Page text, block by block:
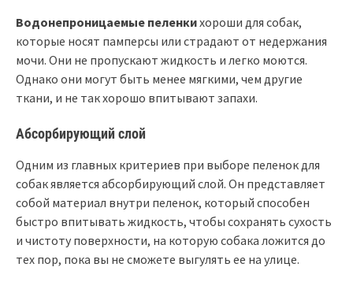
Водонепроницаемые пеленкихороши для собак,
которые носят памперсы или страдают от недержания
мочи. Они не пропускают жидкость и легко моются.
Однако они могут быть менее мягкими, чем другие
ткани, и не так хорошо впитывают запахи.
Абсорбирующий слой
Одним из главных критериев при выборе пеленок для
собак является абсорбирующий слой. Он представляет
собой материал внутри пеленок, который способен
быстро впитывать жидкость, чтобы сохранять сухость
и чистоту поверхности, на которую собака ложится до
тех пор, пока вы не сможете выгулять ее на улице.